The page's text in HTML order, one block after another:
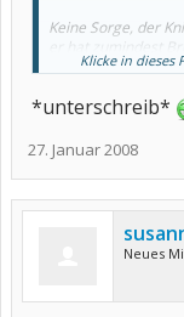
Keine Sorge, der
er hat zumindest
von denen ...
Machen wir uns
wären, hätten wir
kenne solche
und wütend sein -
verschwendung.
Klicke in dieses
*unterschreib*
27. Januar 2008
Neues